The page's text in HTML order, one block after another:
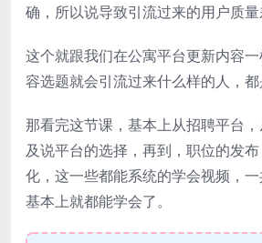
确，所以说导致引流过来的用户质量
这个就跟我们在公寓平台更新内容
容选题就会引流过来什么样的人，都
那看完这节课，基本上从招聘平台
及说平台的选择，再到，职位的发
化，这一些都能系统的学会视频，
基本上就都能学会了。